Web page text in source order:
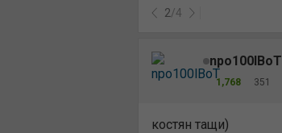
2/4
npo100lBoT
1,768 351
костян тащи)